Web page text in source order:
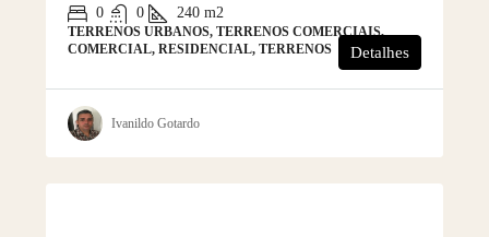
0
0 240 m2
TERRENOS URBANOS, TERRENOS COMERCIAIS,
COMERCIAL, RESIDENCIAL, TERRENOS
Detalhes
Ivanildo Gotardo